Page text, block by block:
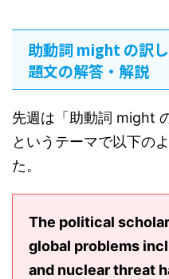
助動詞 might の訳
題文の解答・解説
先週は「助動詞 might
というテーマで以下の
た。
The political
global problems
and nuclear threat